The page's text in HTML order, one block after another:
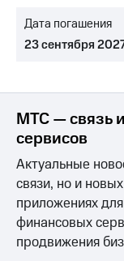
и акционерам
секретарь
ПАО
"МТС"
Дата погашения
23 сентября
МТС — связь
сервисов
Актуальные
связи, но и
приложениях
финансовых
продвижения